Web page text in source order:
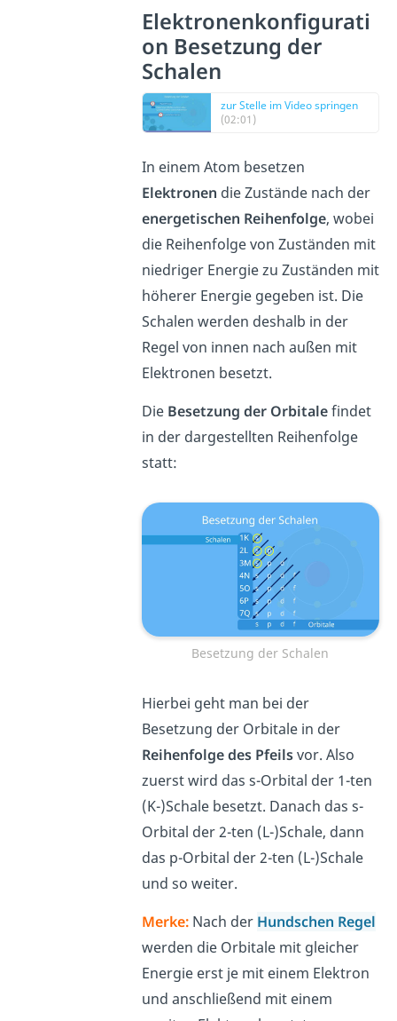
Elektronenkonfigurati
on Besetzung der
Schalen
zur Stelle im Video springen
(02:01)
In einem Atom besetzen
Elektronen die Zustände nach der
energetischen Reihenfolge, wobei
die Reihenfolge von Zuständen mit
niedriger Energie zu Zuständen mit
höherer Energie gegeben ist. Die
Schalen werden deshalb in der
Regel von innen nach außen mit
Elektronen besetzt.
Die Besetzung der Orbitalefindet
in der dargestellten Reihenfolge
statt:
Besetzung der Schalen
Hierbei geht man bei der
Besetzung der Orbitale in der
Reihenfolgedes Pfeilsvor. Also
zuerst wird das s-Orbital der 1-ten
(K-)Schale besetzt. Danach das s-
Orbital der 2-ten (L-)Schale, dann
das p-Orbital der 2-ten (L-)Schale
und so weiter.
Merke:Nach der Hundschen Regel
werden die Orbitale mit gleicher
Energie erst je mit einem Elektron
und anschließend mit einem